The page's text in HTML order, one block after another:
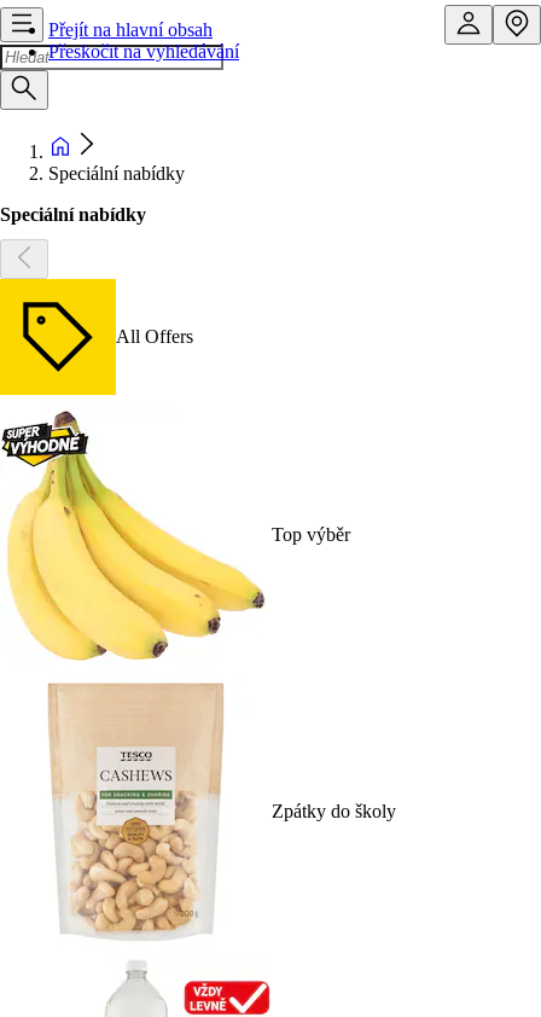
Přejít na hlavní obsah
Přeskočit na vyhledávání
Speciální nabídky
Speciální nabídky
All Offers
Top výběr
Zpátky do školy